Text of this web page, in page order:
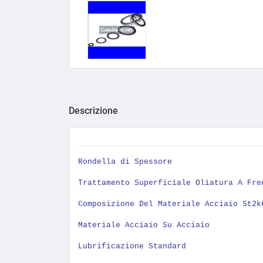
Descrizione
Rondella di Spessore
Trattamento Superficiale Oliatura A
Composizione Del Materiale Acciaio
Materiale Acciaio Su Acciaio
Lubrificazione Standard